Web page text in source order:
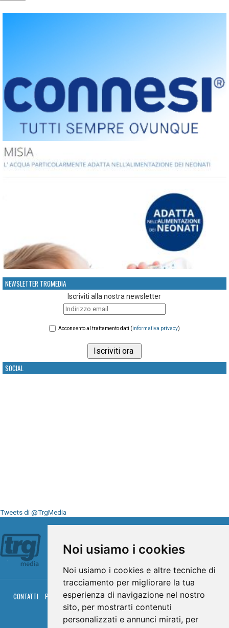
Noi usiamo i cookies
Noi usiamo i cookies e altre tecniche di
tracciamento per migliorare la tua
esperienza di navigazione nel nostro
sito, per mostrarti contenuti
personalizzati e annunci mirati, per
NEWSLETTER TRGMEDIA
Iscriviti alla nostra newsletter
Acconsento al trattamento dati (informativa privacy)
SOCIAL
Tweets di @TrgMedia
CONTATTI PRIVACY COOKIES PALINSESTO DIRETTA TV
DIRETTA RADIO
RGM HITRADIO
© TRG Media 2005-2026